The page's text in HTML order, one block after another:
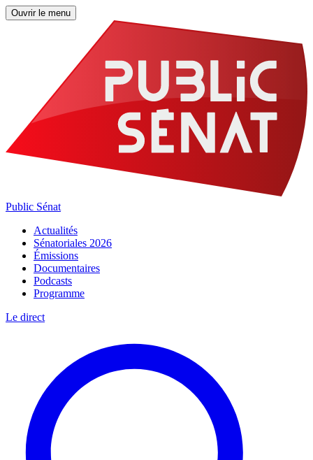
Ouvrir le menu
Public Sénat
Actualités
Sénatoriales 2026
Émissions
Documentaires
Podcasts
Programme
Le direct